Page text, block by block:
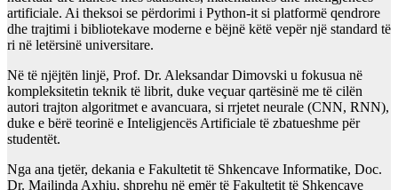
artificiale. Ai theksoi se përdorimi i Python-it si platformë qendrore
dhe trajtimi i bibliotekave moderne e bëjnë këtë vepër një standard të
ri në letërsinë universitare.
Në të njëjtën linjë, Prof. Dr. Aleksandar Dimovski u fokusua në
kompleksitetin teknik të librit, duke veçuar qartësinë me të cilën
autori trajton algoritmet e avancuara, si rrjetet neurale (CNN, RNN),
duke e bërë teorinë e Inteligjencës Artificiale të zbatueshme për
studentët.
Nga ana tjetër, dekania e Fakultetit të Shkencave Informatike, Doc.
Dr. Majlinda Axhiu, shprehu në emër të Fakultetit të Shkencave